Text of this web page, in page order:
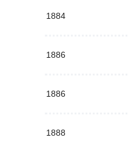
1884
1886
1886
1888